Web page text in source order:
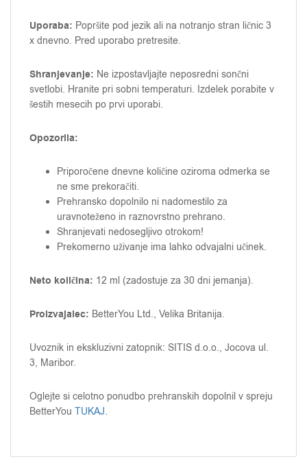
Uporaba: Popršite pod jezik ali na notranjo stran ličnic 3
x dnevno. Pred uporabo pretresite.
Shranjevanje: Ne izpostavljajte neposredni sončni
svetlobi. Hranite pri sobni temperaturi. Izdelek porabite v
šestih mesecih po prvi uporabi.
Opozorila:
Priporočene dnevne količine oziroma odmerka se
ne sme prekoračiti.
Prehransko dopolnilo ni nadomestilo za
uravnoteženo in raznovrstno prehrano.
Shranjevati nedosegljivo otrokom!
Prekomerno uživanje ima lahko odvajalni učinek.
Neto količina: 12 ml (zadostuje za 30 dni jemanja).
Proizvajalec: BetterYou Ltd., Velika Britanija.
Uvoznik in ekskluzivni zatopnik: SITIS d.o.o., Jocova ul.
3, Maribor.
Oglejte si celotno ponudbo prehranskih dopolnil v spreju
BetterYou TUKAJ.